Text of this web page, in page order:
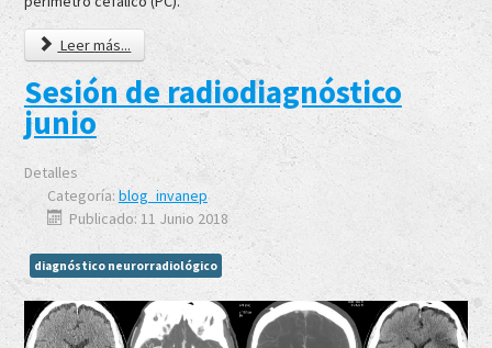
Leer más...
Sesión de radiodiagnóstico
junio
Detalles
Categoría: blog_invanep
Publicado: 11 Junio 2018
diagnóstico neurorradiológico